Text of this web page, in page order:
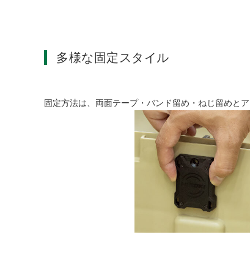
多様な固定スタイル
固定方法は、両面テープ・バンド留め・ねじ留めと